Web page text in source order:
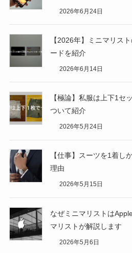
2026年6月24日
【2026年】ミニマリス
ードを紹介
2026年6月14日
【極論】私服は上下1セ
ついて紹介
2026年5月24日
【仕事】スーツを1着し
理由
2026年5月15日
なぜミニマリストは
マリストが解説します
2026年5月6日